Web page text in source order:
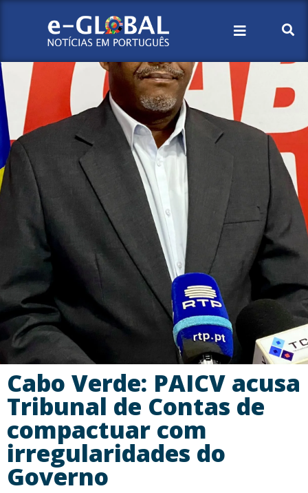
Cabo Verde: PAICV acusa
Tribunal de Contas de
compactuar com
irregularidades do
Governo